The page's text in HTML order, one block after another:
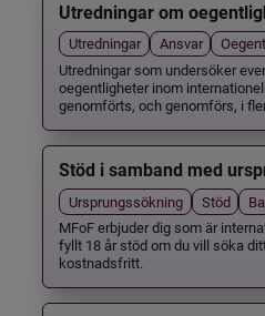
Utredningar om
Utredningar Ansvar
Utredningar som undersöker
oegentligheter inom
genomförts, och genomförs, i
Stöd i samband med
Ursprungssökning Stöd
MFoF erbjuder dig som är
fyllt 18 år stöd om du vill söka
kostnadsfritt.